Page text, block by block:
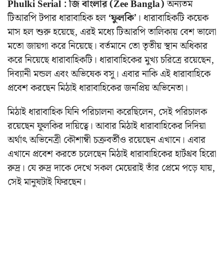
Phulki Serial : জি বাংলার (Zee Bangla)অন্যতম
টিআরপি টপার ধারাবাহিক হল‘ফুলকি’ । ধারাবাহিকটি কয়েক
মাস হল শুরু হয়েছে, এরই মধ্যে টিআরপি তালিকায় বেশ ভালো
মতো জায়গা করে নিয়েছে। বর্তমানে তো তৃতীয় স্থান অধিকার
করে নিয়েছে ধারাবাহিকটি। ধারাবাহিকের মুখ্য চরিত্রে রয়েছেন,
দিব্যানী মন্ডল এবং অভিষেক বসু। এবার নাকি এই ধারাবাহিকে
প্রবেশ করছেন মিঠাই ধারাবাহিকের জনপ্রিয় অভিনেতা।
মিঠাই ধারাবাহিক যিনি পরিচালনা করেছিলেন, সেই পরিচালক
রয়েছেন ফুলকির দায়িত্বে। আবার মিঠাই ধারাবাহিকের দিদিয়া
অর্থাৎ অভিনেত্রী কৌশাম্বী চক্রবর্তীও রয়েছেন এখানে। এবার
এখানে প্রবেশ করতে চলেছেন মিঠাই ধারাবাহিকের হার্টথ্রব হিরো
রুদ্র। যে রুদ্র দাকে দেখে সকল মেয়েরাই তাঁর প্রেমে পড়ে যায়,
সেই মানুষটাই ফিরছেন।